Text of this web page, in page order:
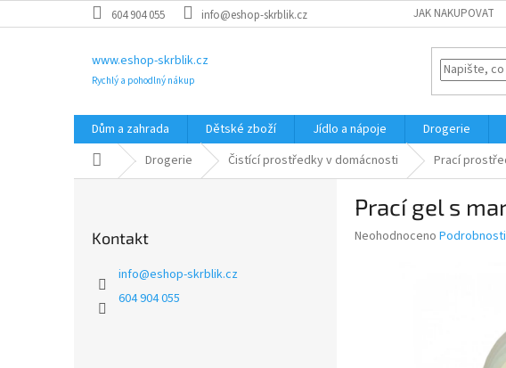
na
604 904 055 info@eshop-skrblik.cz JAK NAKUPOVAT
www.eshop-skrblik.cz
Rychlý a pohodlný nákup
Dům a zahrada Dětské zboží Jídlo a nápoje Drogerie
Domů Drogerie Čistící prostředky v domácnosti Prací
Kontakt
info@eshop-skrblik.cz
604 904 055
Prací gel s
Průměrné
Neohodnoceno